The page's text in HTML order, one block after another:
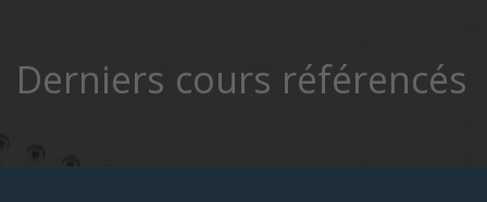
Derniers cours référencés